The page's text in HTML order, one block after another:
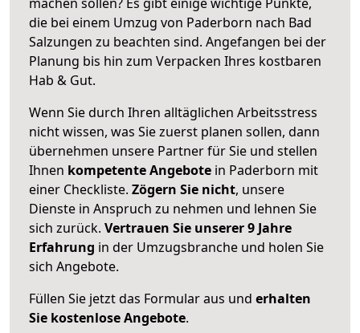
die bei einem Umzug von Paderborn nach Bad
Salzungen zu beachten sind. Angefangen bei der
Planung bis hin zum Verpacken Ihres kostbaren
Hab & Gut.
Wenn Sie durch Ihren alltäglichen Arbeitsstress
nicht wissen, was Sie zuerst planen sollen, dann
übernehmen unsere Partner für Sie und stellen
Ihnen kompetente Angebote in Paderborn mit
einer Checkliste. Zögern Sie nicht, unsere
Dienste in Anspruch zu nehmen und lehnen Sie
sich zurück. Vertrauen Sie unserer 9 Jahre
Erfahrung in der Umzugsbranche und holen Sie
sich Angebote.
Füllen Sie jetzt das Formular aus und erhalten
Sie kostenlose Angebote.